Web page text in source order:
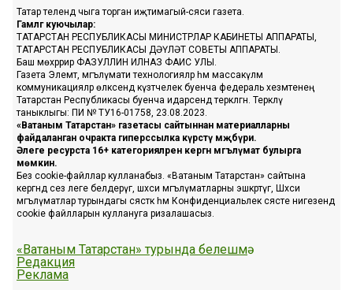
Татар телендә чыга торган иҗтимагый-сәяси газета.
Гамәлгә куючылар:
ТАТАРСТАН РЕСПУБЛИКАСЫ МИНИСТРЛАР КАБИНЕТЫ АППАРАТЫ,
ТАТАРСТАН РЕСПУБЛИКАСЫ ДӘҮЛӘТ СОВЕТЫ АППАРАТЫ.
Баш мөхәррир ФАЗУЛЛИН ИЛНАЗ ФАИС УЛЫ.
Газета Элемтә, мәгълүмати технологияләр һәм массакүләм
коммуникацияләр өлкәсендә күзәтчелек буенча федераль хезмәтенең
Татарстан Республикасы буенча идарәсендә теркәлгән. Теркәлү
таныклыгы: ПИ № ТУ16-01758, 23.08.2023.
«Ватаным Татарстан» газетасы сайтыннан материалларны
файдаланган очракта гиперссылка күрсәтү мәҗбүри.
Әлеге ресурста 16+ категорияләренә кергән мәгълүмат булырга
мөмкин.
Без cookie-файллар кулланабыз. «Ватаным Татарстан» сайтына
кергәндә сез әлеге белдерүгә, шәхси мәгълүматларны эшкәртүгә, Шәхси
мәгълүматлар турындагы сәясәткә һәм Конфиденциальлек сәясәте нигезендә
cookie файлларын куллануга ризалашасыз.
«Ватаным Татарстан» турында белешмә
Редакция
Реклама